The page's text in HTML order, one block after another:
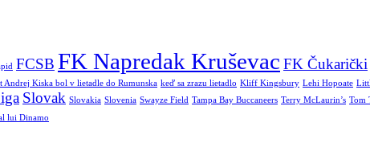
FCSB FK Napredak Kruševac FK Čukarički
Andrej Kiska bol v lietadle do Rumunska keď sa zrazu lietadlo Kliff Kingsbury Lehi Hopoate
Slovak Slovakia Slovenia Swayze Field Tampa Bay Buccaneers Terry McLaurin’s Tom
lui Dinamo